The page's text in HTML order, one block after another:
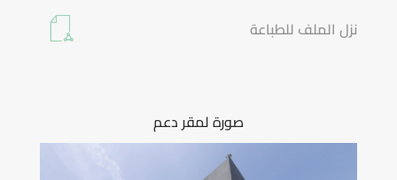
نزل الملف للطباعة
صورة لمقر دعم